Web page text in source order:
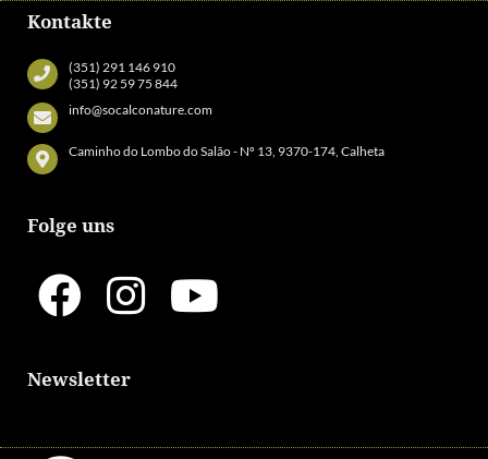
Kontakte
(351) 291 146 910
(351) 92 59 75 844
info@socalconature.com
Caminho do Lombo do Salão - Nº 13, 9370-174, Calheta
Folge uns
Newsletter